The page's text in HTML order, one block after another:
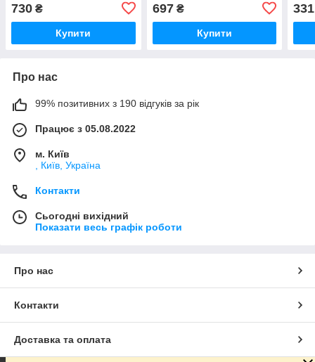
730 ₴
Купити
697₴
Купити
331
Про нас
99% позитивних з 190 відгуків за рік
Працює з 05.08.2022
м. Київ
, Київ, Україна
Контакти
Сьогодні вихідний
Показати весь графік роботи
Про нас
Контакти
Доставка та оплата